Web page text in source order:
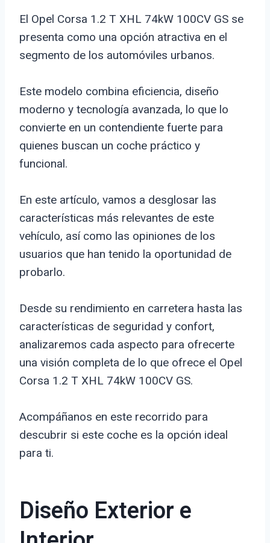
El Opel Corsa 1.2 T XHL 74kW 100CV GS se
presenta como una opción atractiva en el
segmento de los automóviles urbanos.
Este modelo combina eficiencia, diseño
moderno y tecnología avanzada, lo que lo
convierte en un contendiente fuerte para
quienes buscan un coche práctico y
funcional.
En este artículo, vamos a desglosar las
características más relevantes de este
vehículo, así como las opiniones de los
usuarios que han tenido la oportunidad de
probarlo.
Desde su rendimiento en carretera hasta las
características de seguridad y confort,
analizaremos cada aspecto para ofrecerte
una visión completa de lo que ofrece el Opel
Corsa 1.2 T XHL 74kW 100CV GS.
Acompáñanos en este recorrido para
descubrir si este coche es la opción ideal
para ti.
Diseño Exterior e